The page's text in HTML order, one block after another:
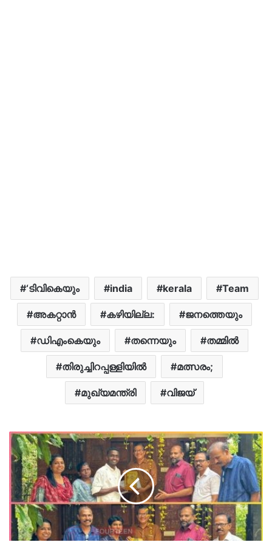
‘ടിവികെയും india kerala Team
അകറ്റാൻ കഴിയില്ല: ജനത്തെയും
ഡിഎംകെയും തന്നെയും തമ്മിൽ
തിരുച്ചിറപ്പള്ളിയിൽ മത്സരം;
മുഖ്യമന്ത്രി വിജയ്